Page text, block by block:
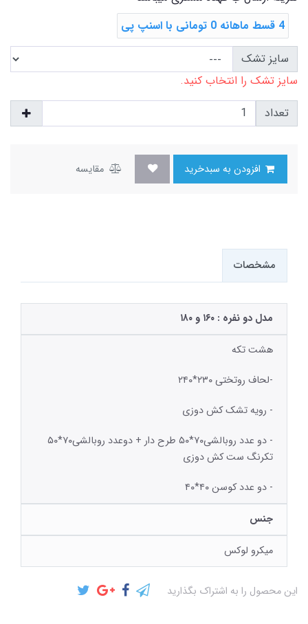
4 قسط ماهانه 0 تومانی با اسنپ ‌پی
سایز تشک
سایز تشک را انتخاب کنید.
تعداد
مقایسه
مشخصات
مدل دو نفره : ۱۶۰ و ۱۸۰
هشت تکه
-لحاف روتختی ۲۳۰*۲۴۰
- رویه تشک کش دوزی
- دو عدد روبالشی۷۰*۵۰ طرح دار + دوعدد روبالشی۷۰*۵۰
تکرنگ ست کش دوزی
- دو عدد کوسن ۴۰*۴۰
جنس
میکرو لوکس
این محصول را به اشتراک بگذارید